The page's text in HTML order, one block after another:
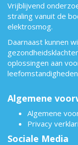
Vrijblijvend
straling vanuit de
elektrosmog.
Daarnaast kunnen
oplossingen aan
Algemene
Algemene
Privacy
Sociale Media